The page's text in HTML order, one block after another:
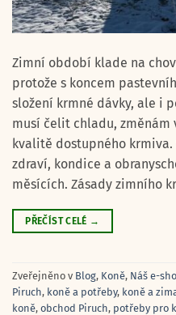
Zimní období klade na
protože s koncem
složení krmné dávky, ale i
musí čelit chladu, změnám
kvalitě dostupného krmiva.
zdraví, kondice a
měsících. Zásady zimního
PŘEČÍST CELÉ →
Zveřejněno v Blog, Koně, Náš e-
Piruch, koně a potřeby, koně a
koně, obchod Piruch, potřeby pro